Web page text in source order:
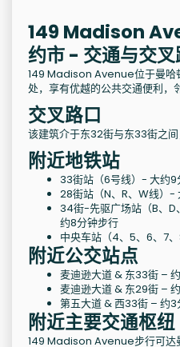
149 Madison
约市 - 交通与交叉
149 Madison Avenue位于曼哈
处，享有优越的公共交通便利，
交叉路口
该建筑介于东32街与东33街之间
附近地铁站
33街站（6号线）- 大约9
28街站（N、R、W线）-
34街-先驱广场站（B、D
约8分钟步行
中央车站（4、5、6、7
附近公交站点
麦迪逊大道 & 东33街 –
麦迪逊大道 & 东29街 –
第五大道 & 西33街 – 约3
附近主要交通枢纽
149 Madison Avenue步行可达